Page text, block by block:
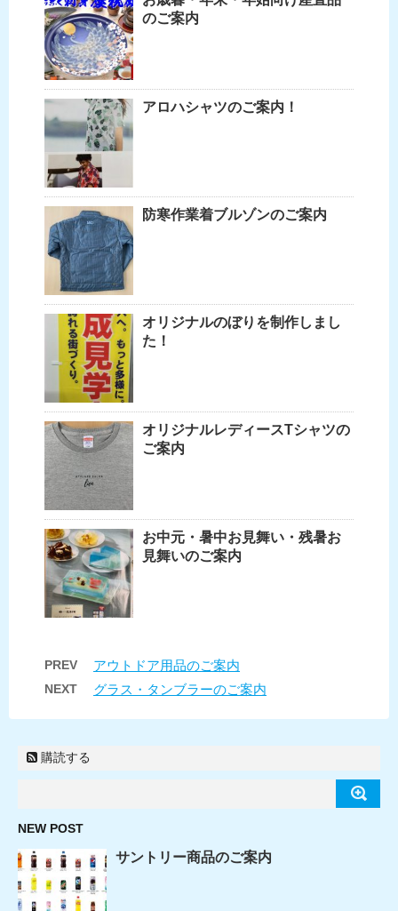
のご案内
アロハシャツのご案内！
防寒作業着ブルゾンのご案内
オリジナルのぼりを制作しまし
た！
オリジナルレディースTシャツの
ご案内
お中元・暑中お見舞い・残暑お
見舞いのご案内
PREV アウトドア用品のご案内
NEXT グラス・タンブラーのご案内
購読する
NEW POST
サントリー商品のご案内